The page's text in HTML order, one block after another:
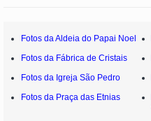
Fotos da Aldeia do Papai Noel
Fotos da Fábrica de Cristais
Fotos da Igreja São Pedro
Fotos da Praça das Etnias